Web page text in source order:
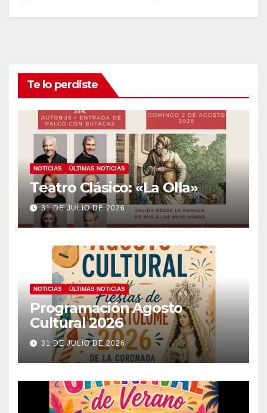
Te lo perdiste
NOTICIAS ÚLTIMAS NOTICIAS
Teatro Clásico: «La Olla»
31 DE JULIO DE 2026
NOTICIAS ÚLTIMAS NOTICIAS
Programación Agosto
Cultural 2026
31 DE JULIO DE 2026